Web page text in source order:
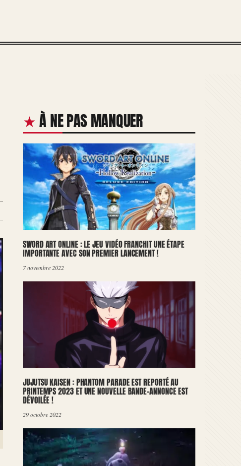
À NE PAS MANQUER
SWORD ART ONLINE : LE JEU VIDÉO FRANCHIT UNE ÉTAPE
IMPORTANTE AVEC SON PREMIER LANCEMENT !
7 novembre 2022
JUJUTSU KAISEN : PHANTOM PARADE EST REPORTÉ AU
PRINTEMPS 2023 ET UNE NOUVELLE BANDE-ANNONCE EST
DÉVOILÉE !
29 octobre 2022